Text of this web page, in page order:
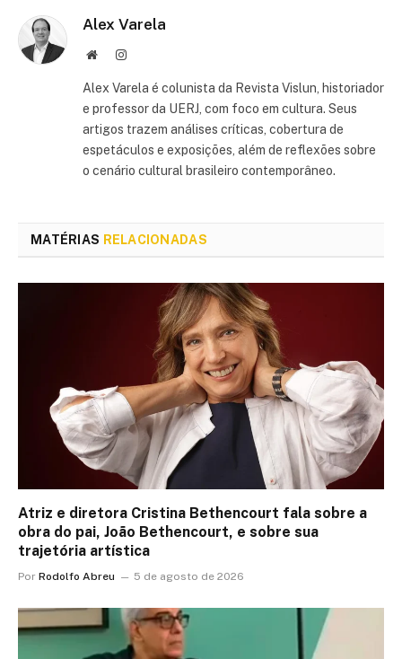
Alex Varela
Site Instagram
Alex Varela é colunista da Revista Vislun, historiador
e professor da UERJ, com foco em cultura. Seus
artigos trazem análises críticas, cobertura de
espetáculos e exposições, além de reflexões sobre
o cenário cultural brasileiro contemporâneo.
MATÉRIAS RELACIONADAS
Atriz e diretora Cristina Bethencourt fala sobre a
obra do pai, João Bethencourt, e sobre sua
trajetória artística
Por Rodolfo Abreu 5 de agosto de 2026